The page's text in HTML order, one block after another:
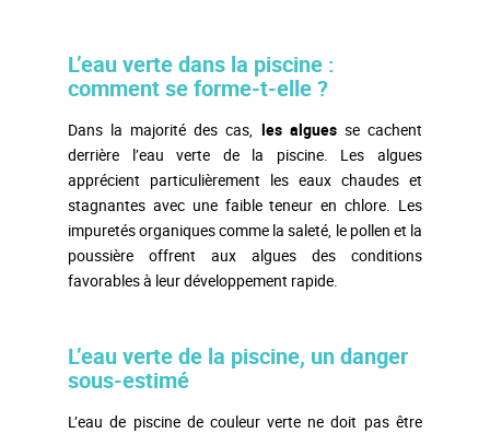
L’eau verte dans la piscine :
comment se forme-t-elle ?
Dans la majorité des cas, les algues se cachent
derrière l’eau verte de la piscine. Les algues
apprécient particulièrement les eaux chaudes et
stagnantes avec une faible teneur en chlore. Les
impuretés organiques comme la saleté, le pollen et la
poussière offrent aux algues des conditions
favorables à leur développement rapide.
L’eau verte de la piscine, un danger
sous-estimé
L’eau de piscine de couleur verte ne doit pas être